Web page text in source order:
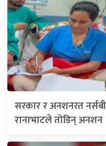
सरकार र अनशनरत
रानाभाटले तोडिन् अनशन